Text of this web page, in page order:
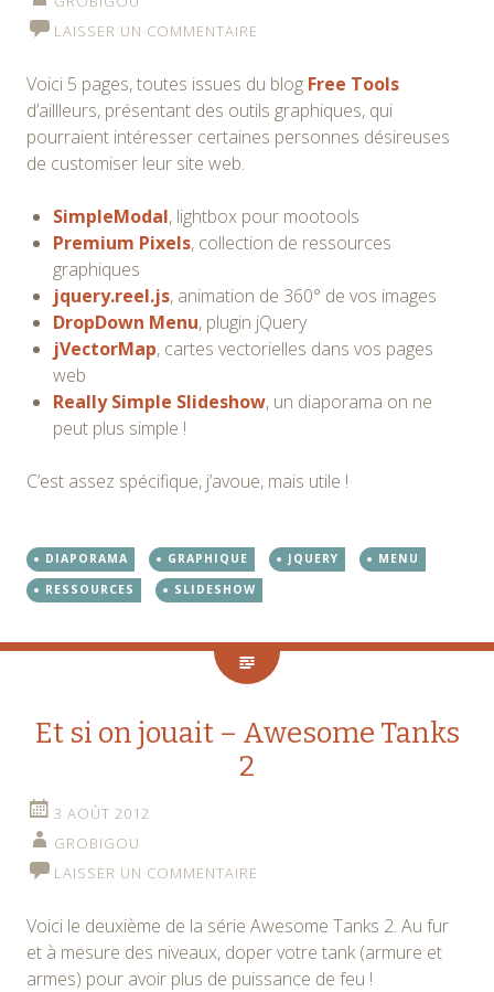
LAISSER UN COMMENTAIRE
Voici 5 pages, toutes issues du blog Free Tools
d’aillleurs, présentant des outils graphiques, qui
pourraient intéresser certaines personnes désireuses
de customiser leur site web.
SimpleModal, lightbox pour mootools
Premium Pixels, collection de ressources
graphiques
jquery.reel.js, animation de 360° de vos images
DropDown Menu, plugin jQuery
jVectorMap, cartes vectorielles dans vos pages
web
Really Simple Slideshow, un diaporama on ne
peut plus simple !
C’est assez spécifique, j’avoue, mais utile !
DIAPORAMA GRAPHIQUE JQUERY
MENU
RESSOURCES
SLIDESHOW
Et si on jouait – Awesome Tanks
2
3 AOÛT 2012
GROBIGOU
LAISSER UN COMMENTAIRE
Voici le deuxième de la série Awesome Tanks 2. Au fur
et à mesure des niveaux, doper votre tank (armure et
armes) pour avoir plus de puissance de feu !